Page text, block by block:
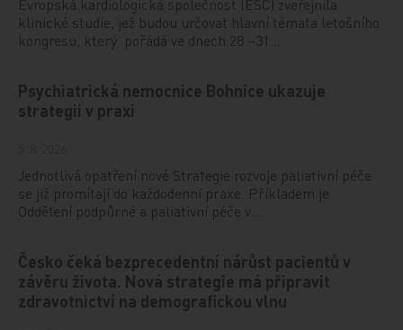
Evropská kardiologická společnost (ESC) zveřejnila
klinické studie, jež budou určovat hlavní témata letošního
kongresu, který pořádá ve dnech 28.–31…
Psychiatrická nemocnice Bohnice ukazuje
strategii v praxi
Jednotlivá opatření nové Strategie rozvoje paliativní péče
se již promítají do každodenní praxe. Příkladem je
Oddělení podpůrné a paliativní péče v…
Česko čeká bezprecedentní nárůst pacientů v
závěru života. Nová strategie má připravit
zdravotnictví na demografickou vlnu